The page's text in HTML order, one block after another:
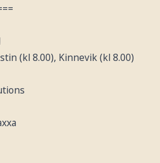
(kl 8.00), Kinnevik (kl 8.00)